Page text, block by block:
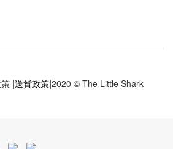
|送貨政策|2020 © The Little Shark